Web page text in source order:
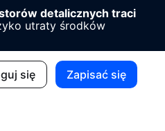
detalicznych traci
utraty środków
się Zapisać się